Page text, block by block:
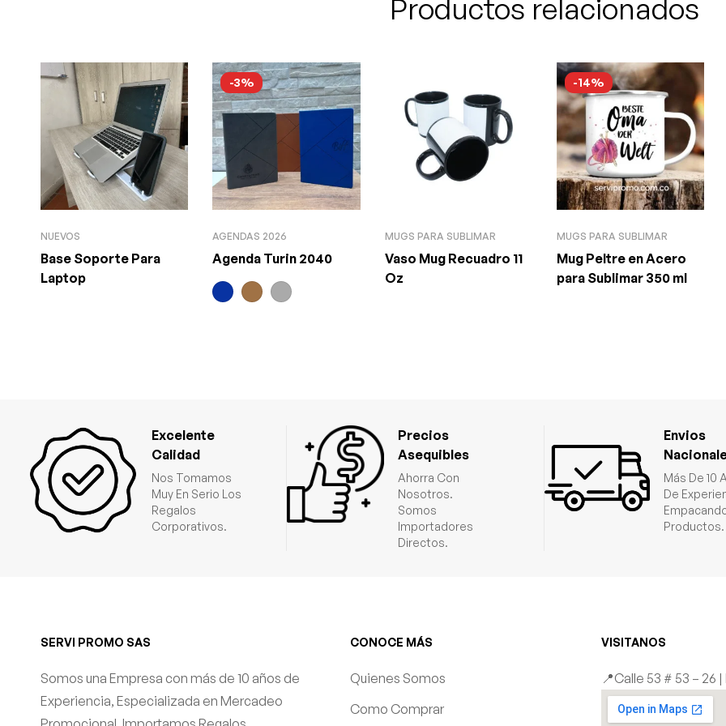
Productos relacionados
NUEVOS
Base Soporte Para
Laptop
-3%
AGENDAS 2026
Agenda Turin 2040
MUGS PARA SUBLIMAR
Vaso Mug Recuadro 11
Oz
-14%
MUGS PARA SUBLIMAR
Mug Peltre en Acero
para Sublimar 350 ml
Excelente
Calidad
Nos Tomamos
Muy En Serio Los
Regalos
Corporativos.
Precios
Asequibles
Ahorra Con
Nosotros.
Somos
Importadores
Directos.
Envios
Más De 10
De
Productos.
SERVI PROMO SAS
Somos una Empresa con más de 10 años de
Experiencia, Especializada en Mercadeo
CONOCE MÁS
Quienes Somos
Como Comprar
VISITANOS
📍Calle 53 # 53 – 26